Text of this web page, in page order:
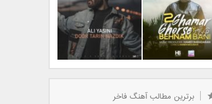
بانی بنام قرص قمر 2
یاسینی بنام دورترین نزدیک
برترین مطالب آهنگ فاخر